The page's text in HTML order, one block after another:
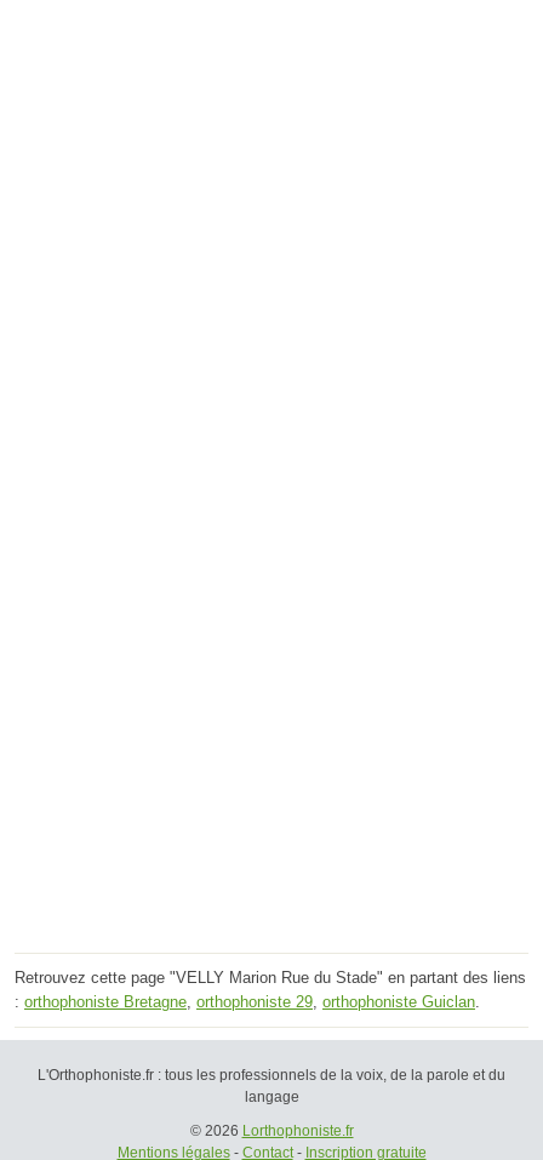
Retrouvez cette page "VELLY Marion Rue du Stade" en partant des liens
: orthophoniste Bretagne orthophoniste 29 orthophoniste Guiclan
L'Orthophoniste.fr : tous les professionnels de la voix, de la parole et du
langage
© 2026 Lorthophoniste.fr
Mentions légales- Contact- Inscription gratuite